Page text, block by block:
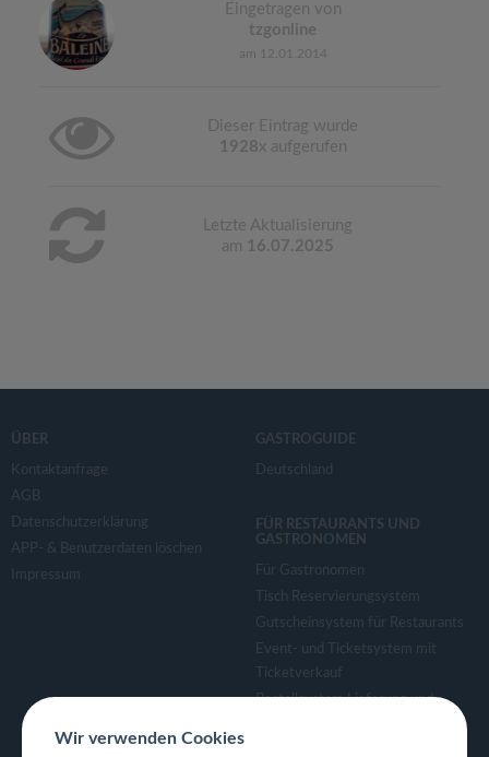
Eingetragen von
tzgonline
am 12.01.2014
Dieser Eintrag wurde
1928x aufgerufen
Letzte Aktualisierung
am 16.07.2025
ÜBER
Kontaktanfrage
AGB
Datenschutzerklärung
APP- & Benutzerdaten löschen
Impressum
GASTROGUIDE
Deutschland
FÜR RESTAURANTS UND
GASTRONOMEN
Für Gastronomen
Tisch Reservierungsystem
Gutscheinsystem für Restaurants
Event- und Ticketsystem mit
Ticketverkauf
Bestellsystem Lieferung und
Wir verwenden Cookies